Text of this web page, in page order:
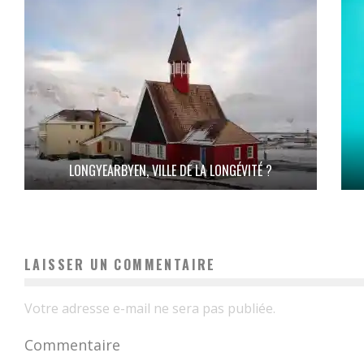
LONGYEARBYEN, VILLE DE LA LONGÉVITÉ ?
LAISSER UN COMMENTAIRE
Votre adresse e-mail ne sera pas publiée.
Commentaire